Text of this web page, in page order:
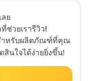
ย
วยเรารีวิว!
ำหรับผลิตภัณฑ์ที่คุณ
นใจได้ง่ายยิ่งขึ้น!